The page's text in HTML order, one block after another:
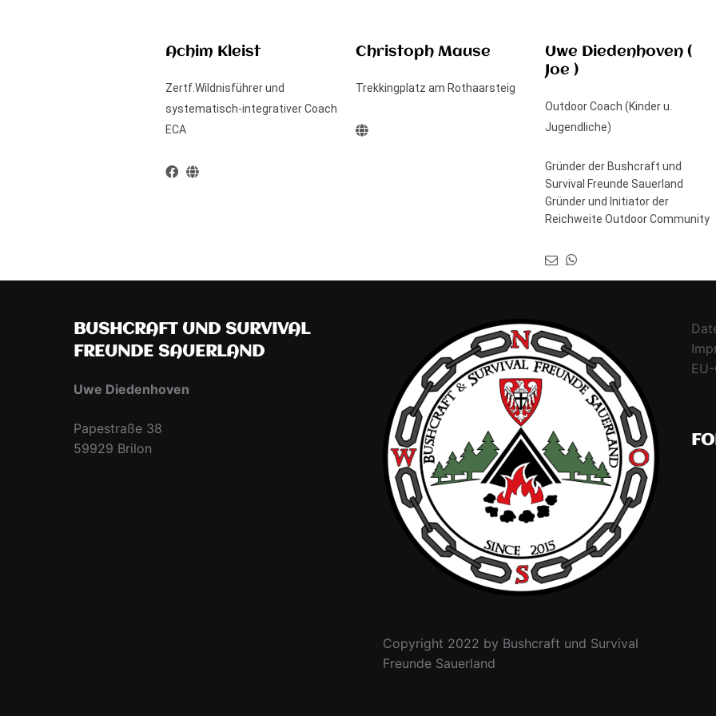
Achim Kleist
Zertf.Wildnisführer und
systematisch-integrativer Coach
ECA
Christoph Mause
Trekkingplatz am Rothaarsteig
Uwe Diedenhoven (
Joe )
Outdoor Coach (Kinder u.
Jugendliche)
Gründer der Bushcraft und
Survival Freunde Sauerland
Gründer und Initiator der
Reichweite Outdoor Community
BUSHCRAFT UND SURVIVAL
FREUNDE SAUERLAND
Uwe Diedenhoven
Papestraße 38
59929 Brilon
Copyright 2022 by Bushcraft und Survival
Freunde Sauerland